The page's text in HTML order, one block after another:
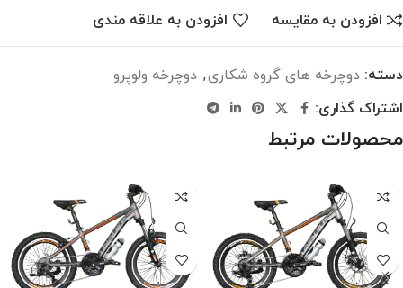
افزودن به مقایسه افزودن به علاقه مندی
دسته: دوچرخه های گروه شکاری, دوچرخه ولوپرو
اشتراک گذاری:
محصولات مرتبط